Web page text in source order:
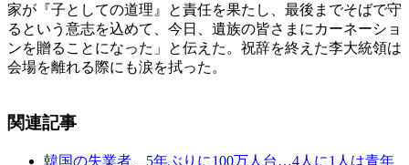
家が『子としての道理』と責任を果たし、最後までそばで守
るという意志を込めて、今日、遺族の皆さまにカーネーショ
ンを贈ることになった」と伝えた。祝辞を終えた李大統領は
会場を離れる際にも涙を拭った。
関連記事
韓国の失業者、5年ぶりに100万人台…4人に1人は青年